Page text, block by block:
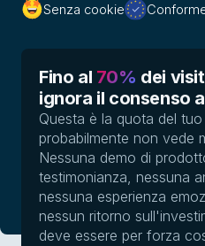
Senza cookie
Fino al 70% dei
ignora il consenso
Questa è la quota del
probabilmente non vede
Nessuna demo di
testimonianza, nessuna
nessuna esperienza
nessun ritorno
deve essere per forza